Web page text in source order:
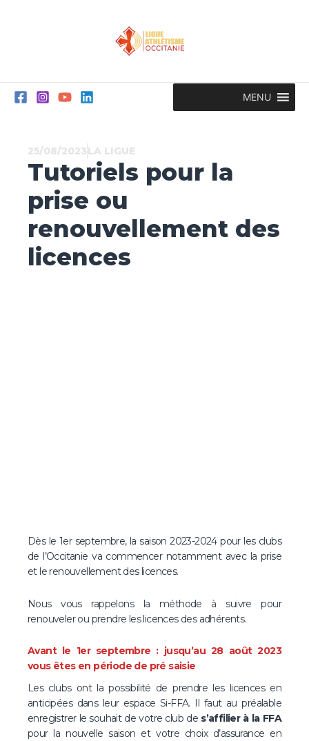
MENU
25/08/2023LA LIGUE
Tutoriels pour la
prise ou
renouvellement des
licences
Dès le 1er septembre, la saison 2023-2024 pour les clubs
de l’Occitanie va commencer notamment avec la prise
et le renouvellement des licences.
Nous vous rappelons la méthode à suivre pour
renouveler ou prendre les licences des adhérents.
Avant le 1er septembre : jusqu’au 28 août 2023
vous êtes en période de pré saisie
Les clubs ont la possibilité de prendre les licences en
anticipées dans leur espace Si-FFA. Il faut au préalable
enregistrer le souhait de votre club de s’affilier à la FFA
pour la nouvelle saison et votre choix d’assurance en